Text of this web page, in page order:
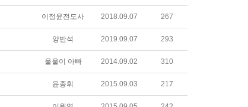
이정윤전도사 2018.09.07 267
양반석 2019.09.07 293
울울이 아빠 2014.09.02 310
윤종휘 2015.09.03 217